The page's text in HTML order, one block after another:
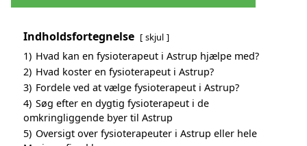
Indholdsfortegnelse skjul
1) Hvad kan en fysioterapeut i Astrup hjælpe med?
2) Hvad koster en fysioterapeut i Astrup?
3) Fordele ved at vælge fysioterapeut i Astrup?
4) Søg efter en dygtig fysioterapeut i de
omkringliggende byer til Astrup
5) Oversigt over fysioterapeuter i Astrup eller hele